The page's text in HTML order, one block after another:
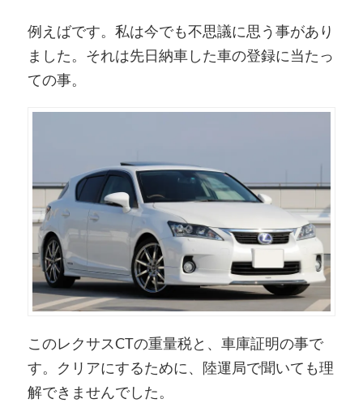
例えばです。私は今でも不思議に思う事があり
ました。それは先日納車した車の登録に当たっ
ての事。
このレクサスCTの重量税と、車庫証明の事で
す。クリアにするために、陸運局で聞いても理
解できませんでした。